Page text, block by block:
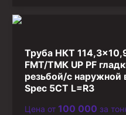
Труба НКТ
FMT/ТМК UP PF
резьбой/с наружной
Spec 5CT L=R3
Цена от 100 000 за